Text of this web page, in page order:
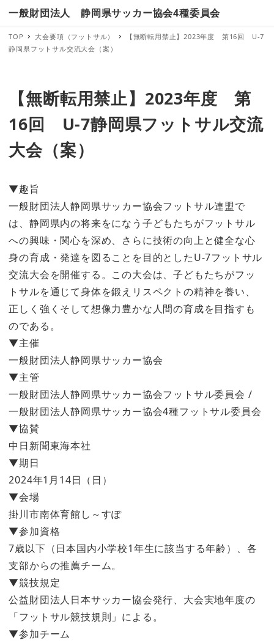
一般財団法人 静岡県サッカー協会4種委員会
TOP 大会要項（フットサル）
【無断転用禁止】2023年度 第16回 U-7
静岡県フットサル交流大会（案）
【無断転用禁止】2023年度 第
16回 U-7静岡県フットサル交流
大会（案）
▼趣旨
一般財団法人静岡県サッカー協会フットサル連盟で
は、静岡県内の将来をになう子どもたちがフットサル
への興味・関心を深め、さらに技術の向上と健全な心
身の育成・発達を図ることを目的としたU-7フットサル
交流大会を開催する。この大会は、子どもたちがフッ
トサルを通じて身体を鍛えリスペクトの精神を養い、
正しく強くそして想像力豊かな人間の育成を目指すも
のである。
▼主催
一般財団法人静岡県サッカー協会
▼主管
一般財団法人静岡県サッカー協会フットサル委員会 /
一般財団法人静岡県サッカー協会4種フットサル委員会
▼協賛
中日新聞東海本社
▼期日
2024年1月14日（日）
▼会場
掛川市南体育館し～すぽ
▼参加資格
7歳以下（日本国内小学校1年生に該当する年齢）、各
支部からの推薦チーム。
▼競技規定
公益財団法人日本サッカー協会発行、大会実地年度の
「フットサル競技規則」による。
▼参加チーム